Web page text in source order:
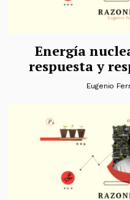
Energía
respuesta y
Eugenio